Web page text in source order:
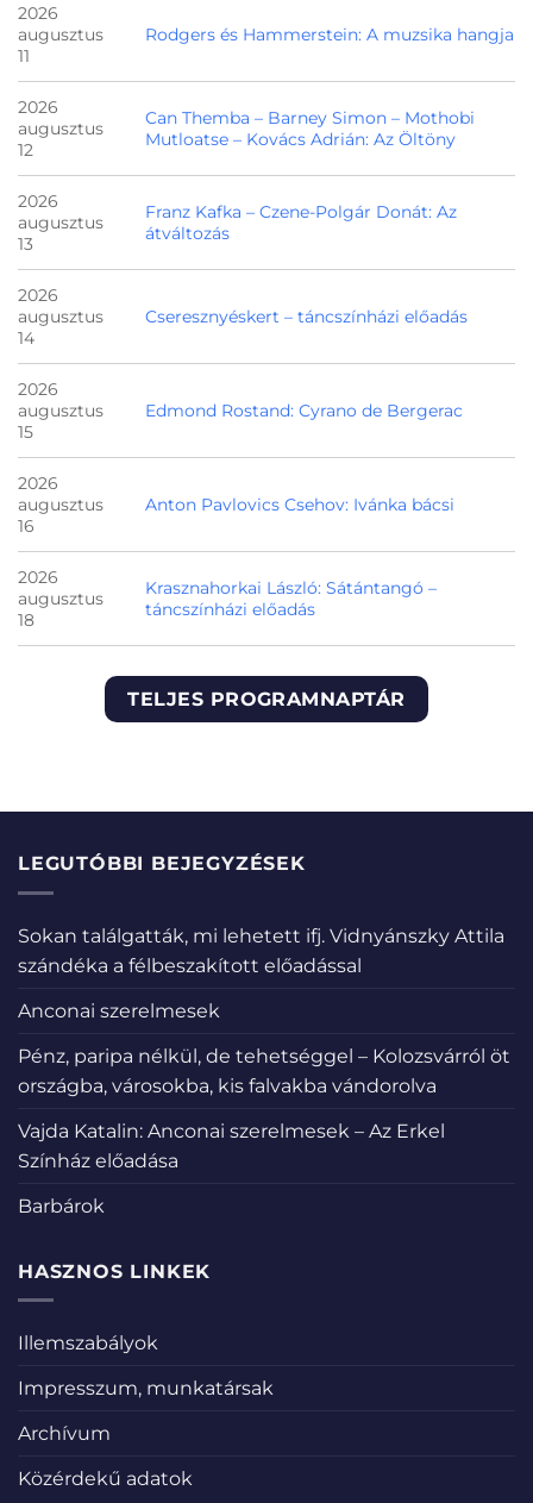
2026
augusztus
11
Rodgers és Hammerstein: A muzsika hangja
2026
augusztus
12
Can Themba – Barney Simon – Mothobi
Mutloatse – Kovács Adrián: Az Öltöny
2026
augusztus
13
Franz Kafka – Czene-Polgár Donát: Az
átváltozás
2026
augusztus
14
Cseresznyéskert – táncszínházi előadás
2026
augusztus
15
Edmond Rostand: Cyrano de Bergerac
2026
augusztus
16
Anton Pavlovics Csehov: Ivánka bácsi
2026
augusztus
18
Krasznahorkai László: Sátántangó –
táncszínházi előadás
TELJES PROGRAMNAPTÁR
LEGUTÓBBI BEJEGYZÉSEK
Sokan találgatták, mi lehetett ifj. Vidnyánszky Attila
szándéka a félbeszakított előadással
Anconai szerelmesek
Pénz, paripa nélkül, de tehetséggel – Kolozsvárról öt
országba, városokba, kis falvakba vándorolva
Vajda Katalin: Anconai szerelmesek – Az Erkel
Színház előadása
Barbárok
HASZNOS LINKEK
Illemszabályok
Impresszum, munkatársak
Archívum
Közérdekű adatok